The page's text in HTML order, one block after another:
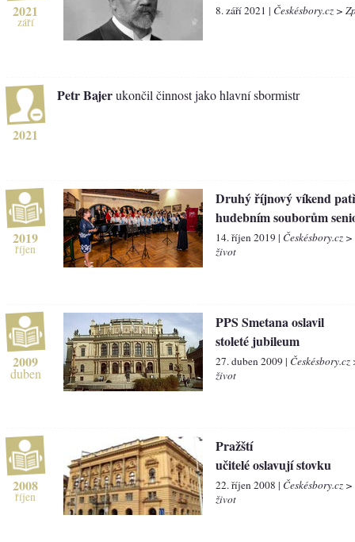
2021
září
8. září 2021 | Českésbory.cz >
2021
Petr Bajerukončil činnost jako hlavní sbormistr
2019
říjen
Druhý říjnový víkend
hudebním souborům
14. říjen 2019 | Českésbory.cz
život
2009
duben
PPS Smetana oslavil
stoleté jubileum
27. duben 2009 |
život
2008
říjen
Pražští
učitelé oslavují stovku
22. říjen 2008 | Českésbory.cz
život